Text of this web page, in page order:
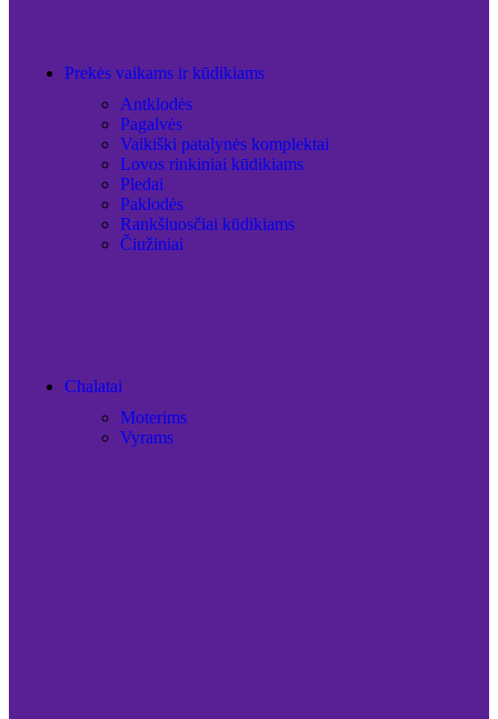
Prekės vaikams ir kūdikiams
Antklodės
Pagalvės
Vaikiški patalynės komplektai
Lovos rinkiniai kūdikiams
Pledai
Paklodės
Rankšluosčiai kūdikiams
Čiužiniai
Chalatai
Moterims
Vyrams